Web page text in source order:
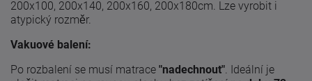
200x100, 200x140, 200x160, 200x180cm. Lze vyrobit i
atypický rozměr.
Vakuové balení:
Po rozbalení se musí matrace "nadechnout". Ideální je